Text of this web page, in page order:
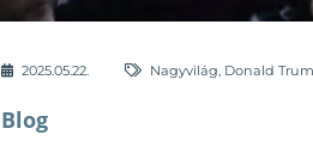
2025.05.22. Nagyvilág Donald
Blog